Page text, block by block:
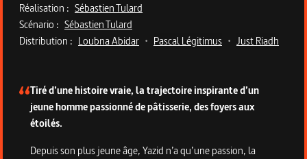
Réalisation : Sébastien Tulard
Scénario : Sébastien Tulard
Distribution : Loubna Abidar • Pascal Légitimus • Just Riadh
Tiré d’une histoire vraie, la trajectoire inspirante d’un
jeune homme passionné de pâtisserie, des foyers aux
étoilés.
Depuis son plus jeune âge, Yazid n’a qu’une passion, la